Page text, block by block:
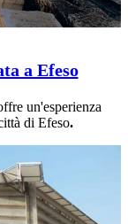
a Efeso
un'esperienza
di Efeso.